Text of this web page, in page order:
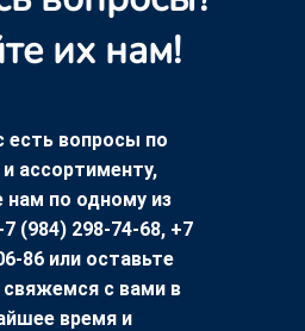
их нам!
есть вопросы по
ассортименту,
нам по одному из
(984) 298-74-68, +7
86 или оставьте
с вами в
время и